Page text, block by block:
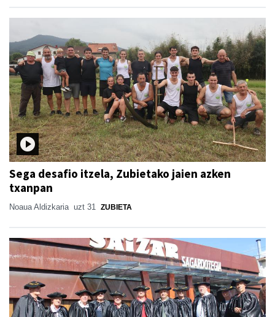
Sega desafio itzela, Zubietako jaien azken
txanpan
Noaua Aldizkaria uzt 31 ZUBIETA